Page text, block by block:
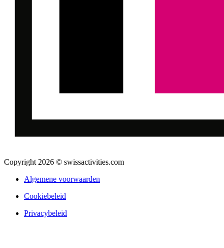
Copyright 2026 © swissactivities.com
Algemene voorwaarden
Cookiebeleid
Privacybeleid